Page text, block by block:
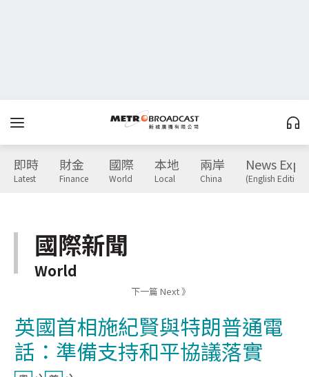
即時
Latest
財金
Finance
國際
World
本地
Local
兩岸
China
News
(English Edition)
國際新聞
World
下一篇 Next 》
英國首相施紀賢與特朗普通電
話：準備支持和平協議落實